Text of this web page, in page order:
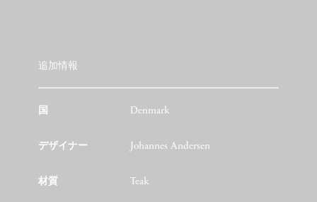
追加情報
国 Denmark
デザイナー Johannes Andersen
材質 Teak